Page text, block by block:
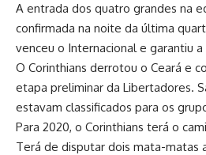
A entrada dos quatro grandes na
confirmada na noite da última
venceu o Internacional e garantiu
O Corinthians derrotou o Ceará e
etapa preliminar da Libertadores.
estavam classificados para os
Para 2020, o Corinthians terá o
Terá de disputar dois mata-matas